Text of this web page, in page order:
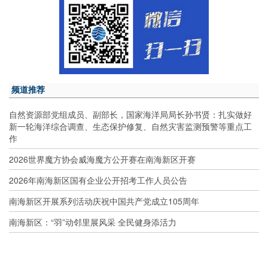
频道推荐
自然资源部党组成员、副部长，国家海洋局局长孙书贤：扎实做好
新一轮海洋综合调查、生态保护修复、自然灾害监测预警等重点工
作
2026世界魔方协会威海魔方公开赛在南海新区开赛
2026年南海新区国有企业公开招考工作人员公告
南海新区开展系列活动庆祝中国共产党成立105周年
南海新区：“羽”动邻里展风采 全民健身添活力